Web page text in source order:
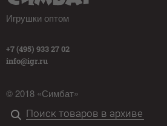
Игрушки оптом
+7 (495) 933 27 02
info@igr.ru
© 2018 «Симбат»